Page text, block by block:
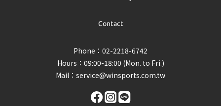
Contact
Phone：02-2218-6742
Hours：09:00-18:00 (Mon. to Fri.)
Mail： service@winsports.com.tw